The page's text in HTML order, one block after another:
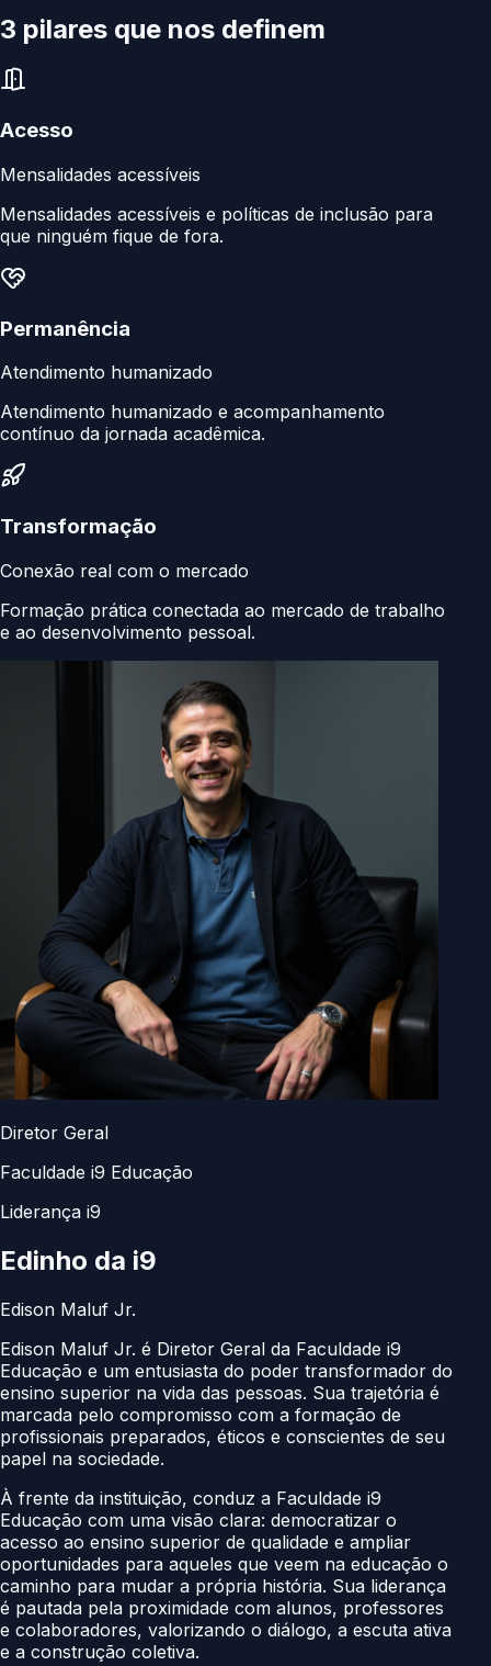
3 pilares que nos definem
Acesso
Mensalidades acessíveis
Mensalidades acessíveis e políticas de inclusão para
que ninguém fique de fora.
Permanência
Atendimento humanizado
Atendimento humanizado e acompanhamento
contínuo da jornada acadêmica.
Transformação
Conexão real com o mercado
Formação prática conectada ao mercado de trabalho
e ao desenvolvimento pessoal.
Diretor Geral
Faculdade i9 Educação
Liderança i9
Edinho da i9
Edison Maluf Jr.
Edison Maluf Jr. é Diretor Geral da Faculdade i9
Educação e um entusiasta do poder transformador do
ensino superior na vida das pessoas. Sua trajetória é
marcada pelo compromisso com a formação de
profissionais preparados, éticos e conscientes de seu
papel na sociedade.
À frente da instituição, conduz a Faculdade i9
Educação com uma visão clara: democratizar o
acesso ao ensino superior de qualidade e ampliar
oportunidades para aqueles que veem na educação o
caminho para mudar a própria história. Sua liderança
é pautada pela proximidade com alunos, professores
e colaboradores, valorizando o diálogo, a escuta ativa
e a construção coletiva.